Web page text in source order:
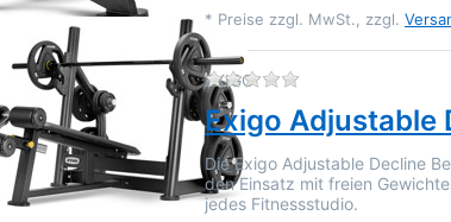
* Preise zzgl. MwSt., zzgl.
EXIGO Zu diesem
Exigo Adjustable
Die Exigo Adjustable Decline
den Einsatz mit freien
jedes Fitnessstudio.